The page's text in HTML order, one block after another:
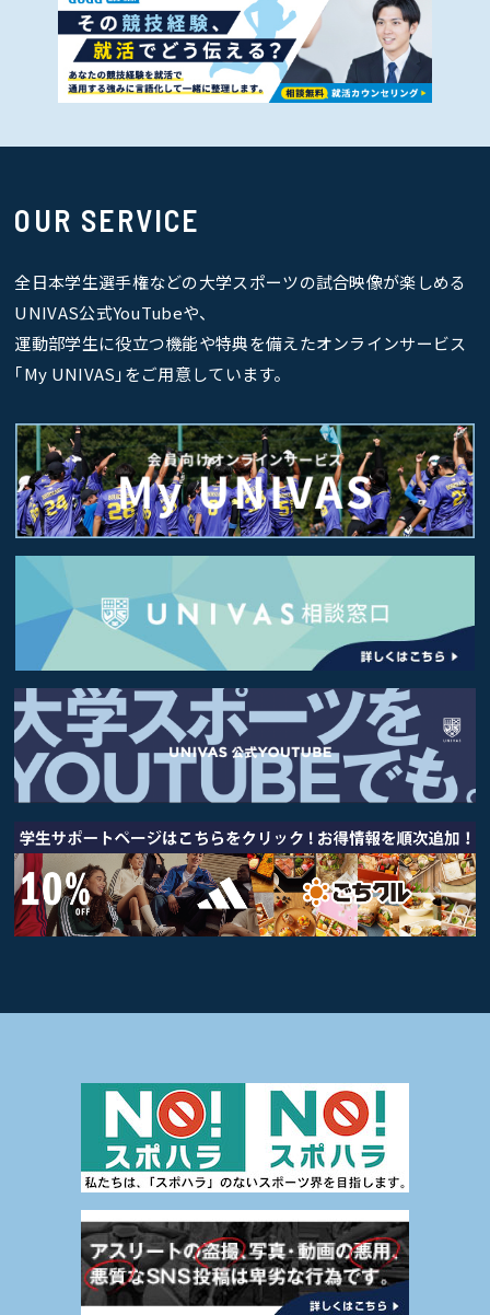
OUR SERVICE
全日本学生選手権などの大学スポーツの試合映像が楽しめる
UNIVAS公式YouTubeや、
運動部学生に役立つ機能や特典を備えたオンラインサービス
｢My UNIVAS｣をご用意しています。